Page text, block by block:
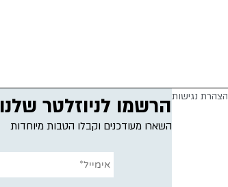
הצהרת נגישותהרשמו לניוזלטר שלנו
השארו מעודכנים וקבלו הטבות מיוחדות